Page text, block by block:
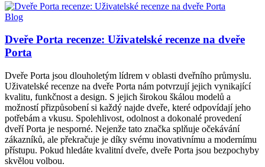
Blog
Dveře Porta recenze: Uživatelské recenze na dveře
Porta
Dveře Porta jsou dlouholetým lídrem v oblasti dveřního průmyslu.
Uživatelské recenze na dveře Porta nám potvrzují jejich vynikající
kvalitu, funkčnost a design. S jejich širokou škálou modelů a
možností přizpůsobení si každý najde dveře, které odpovídají jeho
potřebám a vkusu. Spolehlivost, odolnost a dokonalé provedení
dveří Porta je nesporné. Nejenže tato značka splňuje očekávání
zákazníků, ale překračuje je díky svému inovativnímu a modernímu
přístupu. Pokud hledáte kvalitní dveře, dveře Porta jsou bezpochyby
skvělou volbou.